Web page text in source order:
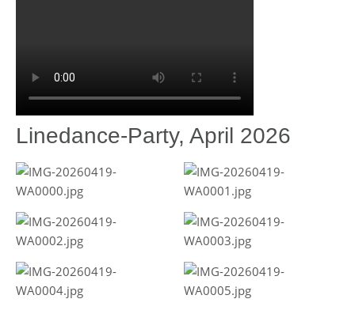
Linedance-Party, April 2026